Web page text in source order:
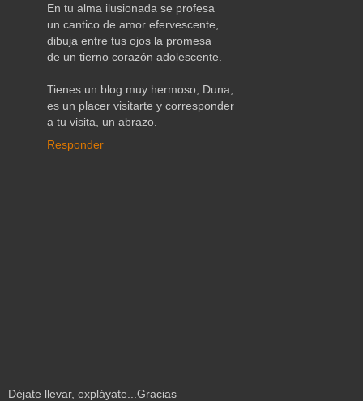
En tu alma ilusionada se profesa
un cantico de amor efervescente,
dibuja entre tus ojos la promesa
de un tierno corazón adolescente.
Tienes un blog muy hermoso, Duna,
es un placer visitarte y corresponder
a tu visita, un abrazo.
Responder
Déjate llevar, expláyate...Gracias